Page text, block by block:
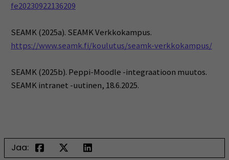
fe20230922136209
SEAMK (2025a). SEAMK Verkkokampus.
https://www.seamk.fi/koulutus/seamk-verkkokampus/
SEAMK (2025b). Peppi-Moodle -integraatioon muutos.
SEAMK intranet -uutinen, 18.6.2025.
Jaa: